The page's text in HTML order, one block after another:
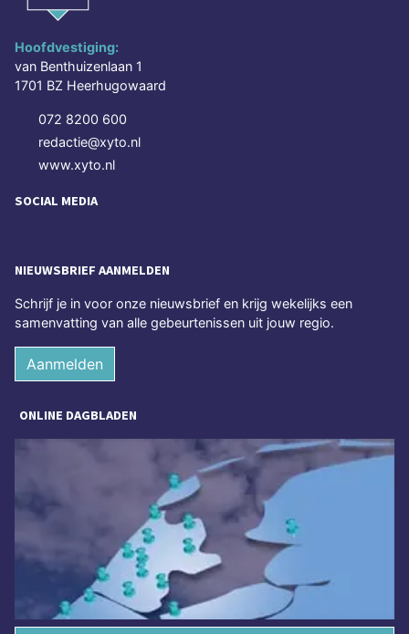
Hoofdvestiging:
van Benthuizenlaan 1
1701 BZ Heerhugowaard
072 8200 600
redactie@xyto.nl
www.xyto.nl
SOCIAL MEDIA
NIEUWSBRIEF AANMELDEN
Schrijf je in voor onze nieuwsbrief en krijg wekelijks een
samenvatting van alle gebeurtenissen uit jouw regio.
Aanmelden
ONLINE DAGBLADEN